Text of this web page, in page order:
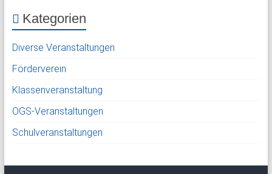
Kategorien
Diverse Veranstaltungen
Förderverein
Klassenveranstaltung
OGS-Veranstaltungen
Schulveranstaltungen